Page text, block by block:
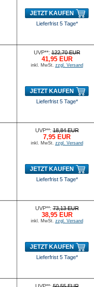
JETZT KAUFEN
Lieferfrist 5 Tage*
UVP**:122,70 EUR
41,95 EUR
inkl. MwSt. zzgl. Versand
JETZT KAUFEN
Lieferfrist 5 Tage*
UVP**:18,84 EUR
7,95 EUR
inkl. MwSt. zzgl. Versand
JETZT KAUFEN
Lieferfrist 5 Tage*
UVP**:73,13 EUR
38,95 EUR
inkl. MwSt. zzgl. Versand
JETZT KAUFEN
Lieferfrist 5 Tage*